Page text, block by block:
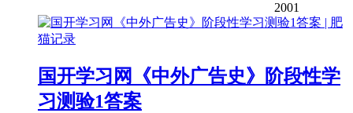
2001
国开学习网《中外广告史》阶段性学
习测验1答案